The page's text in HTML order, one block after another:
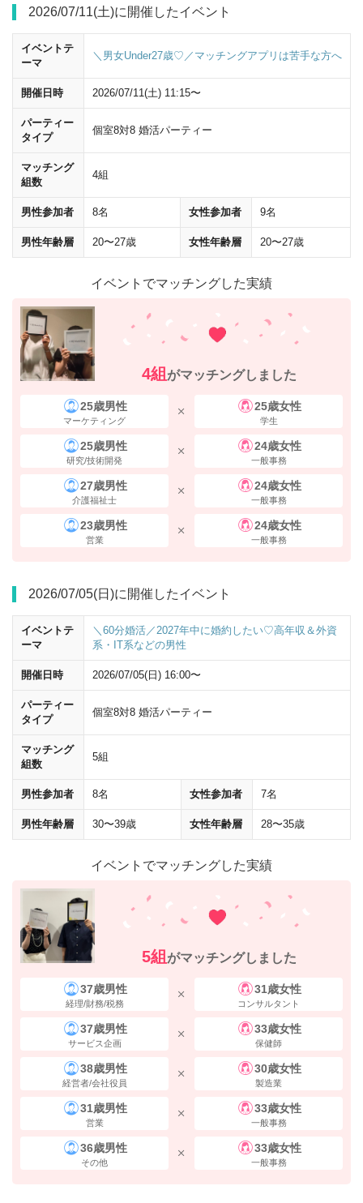
横断歩道は渡らず、ビルの角を左に曲がってください。
そのまま20ｍほど直進すると、左手に 「野村不動産西梅田ビル」
りください。
〒530-0001 大阪府大阪市北区梅田2-1-22 野村不動産西梅田ビル4
階
2026/07/11(土)に開催したイベント
イベントテ
ーマ
＼男女Under27歳♡／マッチングアプリは苦手な方へ
開催日時 2026/07/11(土) 11:15〜
パーティー
タイプ
個室8対8 婚活パーティー
マッチング
組数
4組
男性参加者 8名 女性参加者 9名
男性年齢層 20〜27歳 女性年齢層 20〜27歳
イベントでマッチングした実績
4組 がマッチングしました
25歳男性
マーケティング
25歳女性
学生
25歳男性
研究/技術開発
24歳女性
一般事務
27歳男性
介護福祉士
24歳女性
一般事務
23歳男性
営業
24歳女性
一般事務
2026/07/05(日)に開催したイベント
イベントテ
ーマ
＼60分婚活／2027年中に婚約したい♡高年収＆外資
系・IT系などの男性
開催日時 2026/07/05(日) 16:00〜
パーティー
タイプ
個室8対8 婚活パーティー
マッチング
組数
5組
男性参加者 8名 女性参加者 7名
男性年齢層 30〜39歳 女性年齢層 28〜35歳
イベントでマッチングした実績
5組 がマッチングしました
37歳男性
経理/財務/税務
31歳女性
コンサルタント
37歳男性
サービス企画
33歳女性
保健師
38歳男性
経営者/会社役員
30歳女性
製造業
31歳男性
営業
33歳女性
一般事務
36歳男性
その他
33歳女性
一般事務